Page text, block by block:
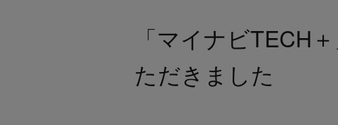
「マイナビTECH
ただきました